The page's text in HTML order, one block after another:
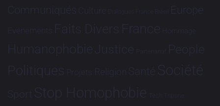
Communiqués Culture Dialogues France-Brésil Europe
Evénements Faits Divers France Hommage
HumanophobieJustice Partenariat People
Politiques Projets Religion Santé Société
Sport Stop Homophobie Tech Tribune